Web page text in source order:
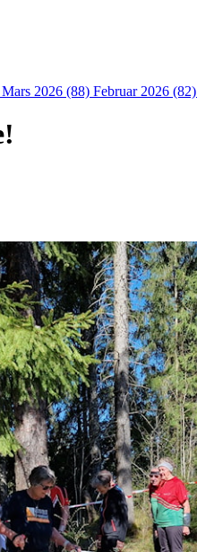
Mars 2026 (88) Februar 2026 (82)